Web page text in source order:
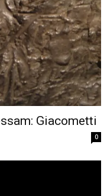
Giacometti
0